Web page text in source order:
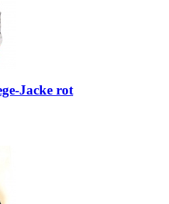
Jacke rot